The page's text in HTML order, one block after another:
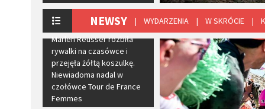
NEWSY | WYDARZENIA | W SKRÓCIE
|
​Marlen Reusser rozbiła
rywalki na czasówce i
przejęła żółtą koszulkę.
Niewiadoma nadal w
czołówce Tour de France
Femmes